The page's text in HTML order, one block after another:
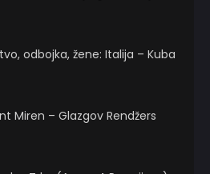
odbojka, žene: Italija – Kuba
Miren – Glazgov Rendžers